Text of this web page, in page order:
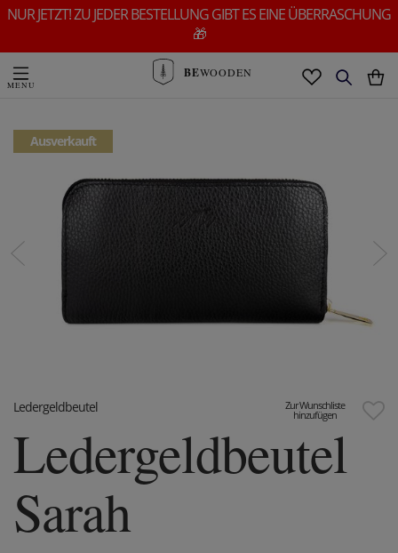
NUR JETZT! ZU JEDER BESTELLUNG GIBT ES EINE ÜBERRASCHUNG
🎁
BEWOODEN
Ausverkauft
Zur Wunschliste
hinzufügen
Ledergeldbeutel
Ledergeldbeutel
Sarah